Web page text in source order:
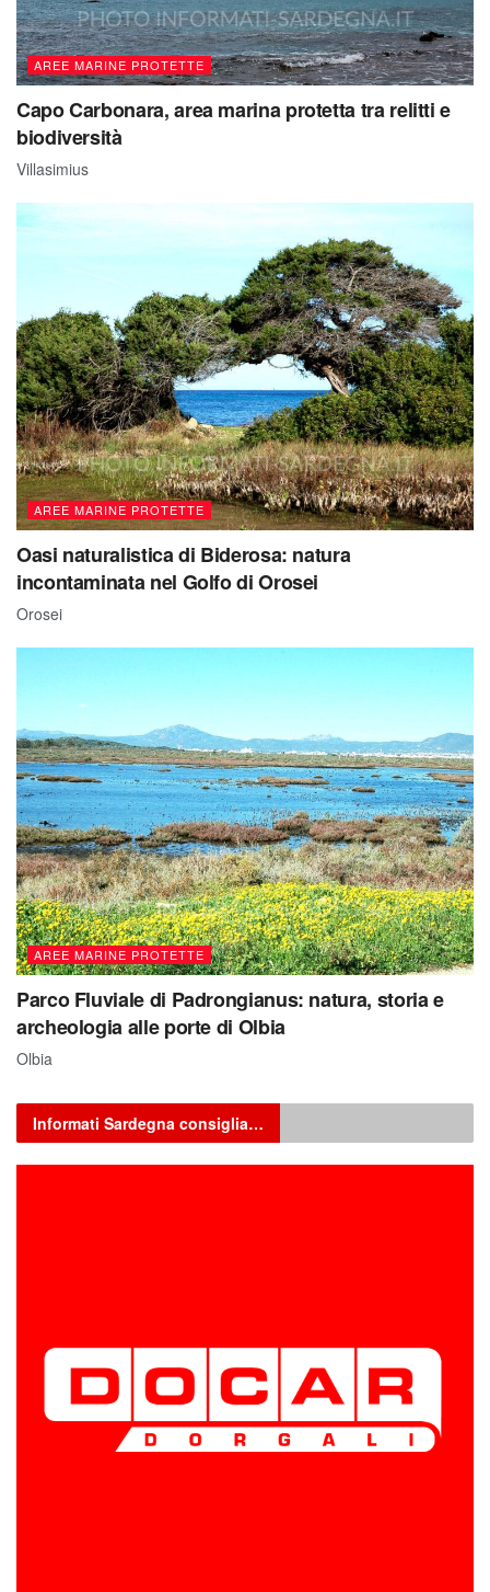
AREE MARINE PROTETTE
Capo Carbonara, area marina protetta tra relitti e
biodiversità
Villasimius
AREE MARINE PROTETTE
Oasi naturalistica di Biderosa: natura
incontaminata nel Golfo di Orosei
Orosei
AREE MARINE PROTETTE
Parco Fluviale di Padrongianus: natura, storia e
archeologia alle porte di Olbia
Olbia
Informati Sardegna consiglia…